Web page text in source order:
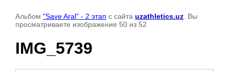
Альбом "Save Aral" - 2 этап с сайта uzathletics.uz . Вы
просматриваете изображение 50 из 52
IMG_5739